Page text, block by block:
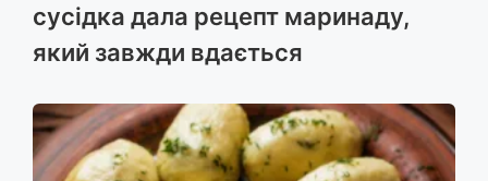
сусідка дала рецепт маринаду,
який завжди вдається